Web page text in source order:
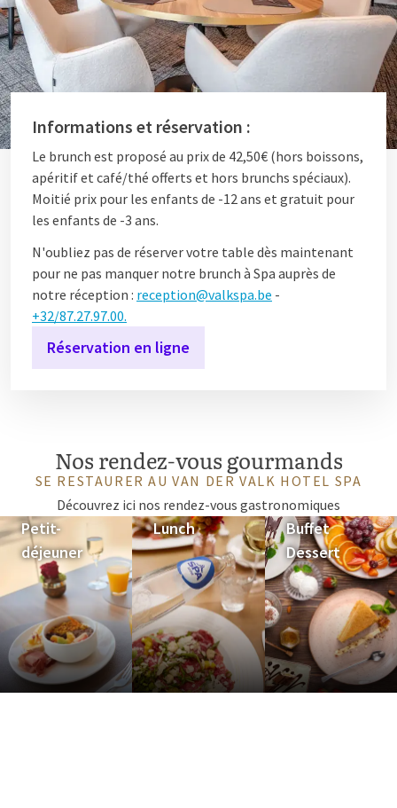
Informations et réservation :
Le brunch est proposé au prix de 42,50€ (hors boissons,
apéritif et café/thé offerts et hors brunchs spéciaux).
Moitié prix pour les enfants de -12 ans et gratuit pour
les enfants de -3 ans.
N'oubliez pas de réserver votre table dès maintenant
pour ne pas manquer notre brunch à Spa auprès de
notre réception : reception@valkspa.be -
+32/87.27.97.00.
Réservation en ligne
Nos rendez-vous gourmands
SE RESTAURER AU VAN DER VALK HOTEL SPA
Découvrez ici nos rendez-vous gastronomiques
Petit-
déjeuner
Lunch
Buffet
Dessert